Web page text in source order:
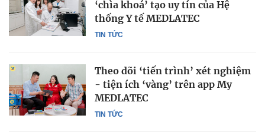
TIN TỨC
‘chìa khoá’ tạo uy tín của Hệ
thống Y tế MEDLATEC
TIN TỨC
Theo dõi ‘tiến trình’ xét nghiệm
- tiện ích ‘vàng’ trên app My
MEDLATEC